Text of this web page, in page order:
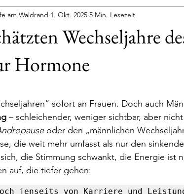
Wechseljahre
Hormone
am Waldrand 1. Okt. 2025 5 Min. Lesezeit
bewertet.
sofort an Frauen. Doch auch
– schleichender, weniger sichtbar, aber
oder den „männlichen
die weit mehr umfasst als nur den
die Stimmung schwankt, die Energie ist
auf, die tiefer gehen:
jenseits von Karriere und